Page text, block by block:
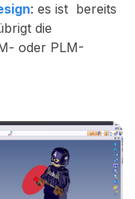
: es ist bereits
die
oder PLM-